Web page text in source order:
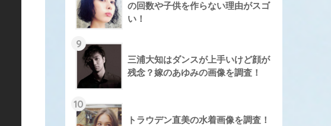
の回数や子供を作らない理由がスゴ
い！
9
三浦大知はダンスが上手いけど顔が
残念？嫁のあゆみの画像を調査！
10
トラウデン直美の水着画像を調査！